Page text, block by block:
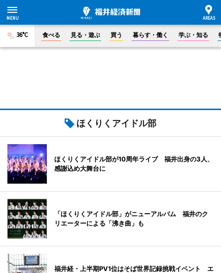
36°C 食べる 見る・遊ぶ 買う 暮らす・働く 学ぶ・知る
ほくりくアイドル部
ほくりくアイドル部が10周年ライブ 福井出身の3人、
感謝込め大舞台に
「ほくりくアイドル部」がニューアルバム 福井のク
リエーターによる「沸き曲」も
福井経・上半期PV1位はそば世界記録挑戦イベント エ